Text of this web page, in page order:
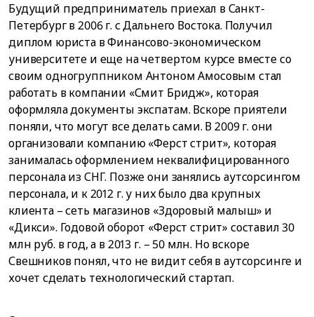
Будущий предприниматель приехал в Санкт-
Петербург в 2006 г. с Дальнего Востока. Получил
диплом юриста в Финансово-экономическом
университете и еще на четвертом курсе вместе со
своим одногруппником Антоном Амосовым стал
работать в компании «Смит Бридж», которая
оформляла документы экспатам. Вскоре приятели
поняли, что могут все делать сами. В 2009 г. они
организовали компанию «Ферст стрит», которая
занималась оформлением неквалифицированного
персонала из СНГ. Позже они занялись аутсорсингом
персонала, и к 2012 г. у них было два крупных
клиента – сеть магазинов «Здоровый малыш» и
«Дикси». Годовой оборот «Ферст стрит» составил 30
млн руб. в год, а в 2013 г. – 50 млн. Но вскоре
Свешников понял, что не видит себя в аутсорсинге и
хочет сделать технологический стартап.